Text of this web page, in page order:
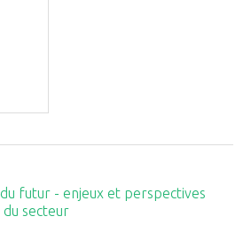
du futur - enjeux et perspectives
secteur